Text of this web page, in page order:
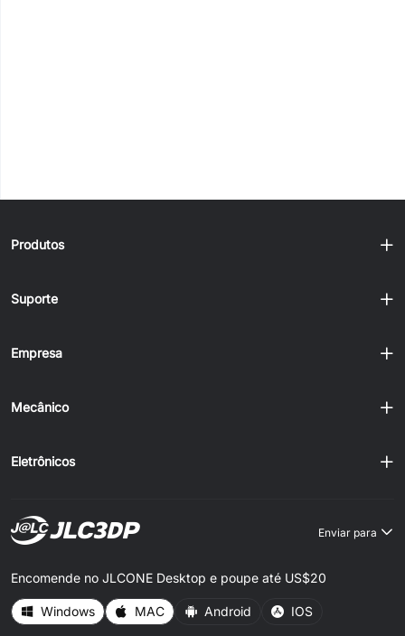
Produtos
Suporte
Empresa
Mecânico
Eletrônicos
Enviar para
Encomende no JLCONE Desktop e poupe até US$20
Windows MAC Android IOS